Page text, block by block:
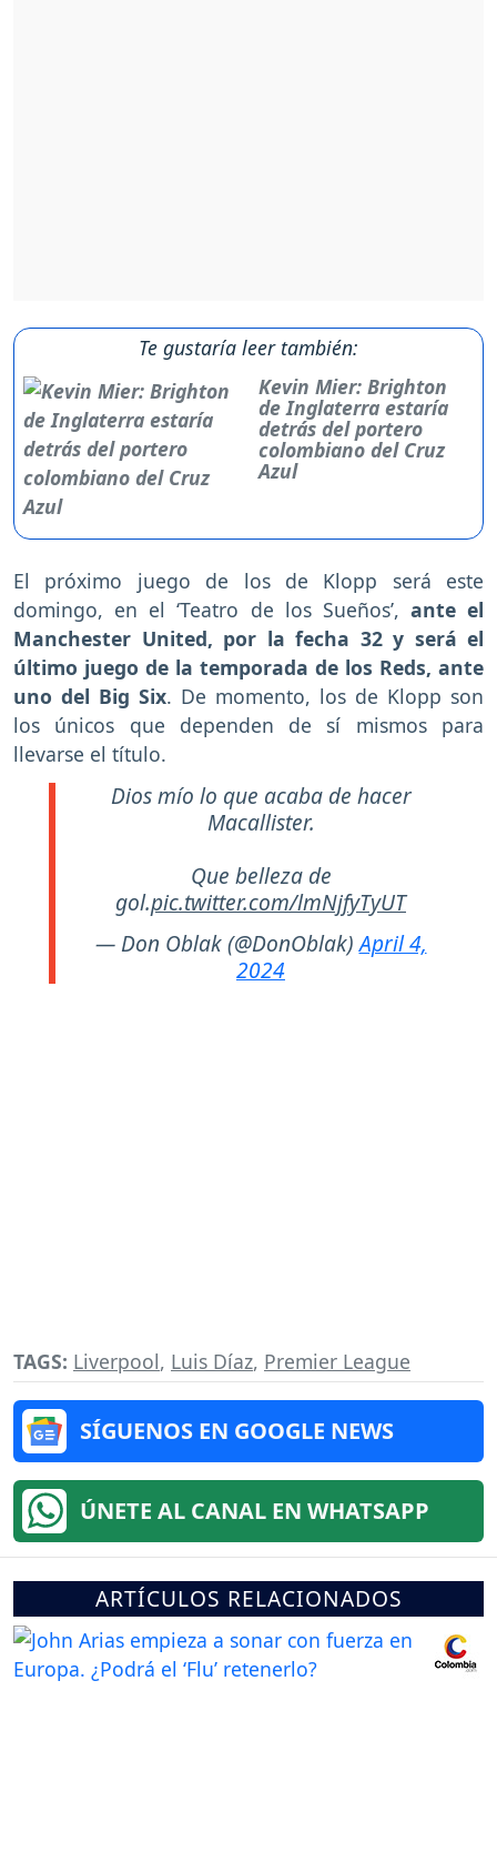
Te gustaría leer también:
Kevin Mier: Brighton
de Inglaterra estaría
detrás del portero
colombiano del Cruz
Azul
El próximo juego de los de Klopp será este
domingo, en el ‘Teatro de los Sueños’, ante el
Manchester United, por la fecha 32 y será el
último juego de la temporada de los Reds, ante
uno del Big Six. De momento, los de Klopp son
los únicos que dependen de sí mismos para
llevarse el título.
Dios mío lo que acaba de hacer
Macallister.
Que belleza de
gol.pic.twitter.com/lmNjfyTyUT
— Don Oblak (@DonOblak)April 4,
2024
TAGS: Liverpool, Luis Díaz, Premier League
SÍGUENOS EN GOOGLE NEWS
ÚNETE AL CANAL EN WHATSAPP
ARTÍCULOS RELACIONADOS